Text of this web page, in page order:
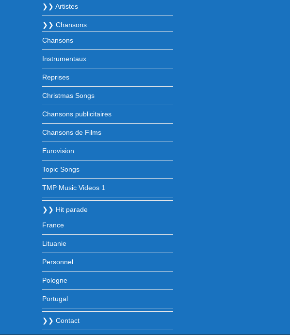
❯❯ Artistes
❯❯ Chansons
Chansons
Instrumentaux
Reprises
Christmas Songs
Chansons publicitaires
Chansons de Films
Eurovision
Topic Songs
TMP Music Videos 1
❯❯ Hit parade
France
Lituanie
Personnel
Pologne
Portugal
❯❯ Contact